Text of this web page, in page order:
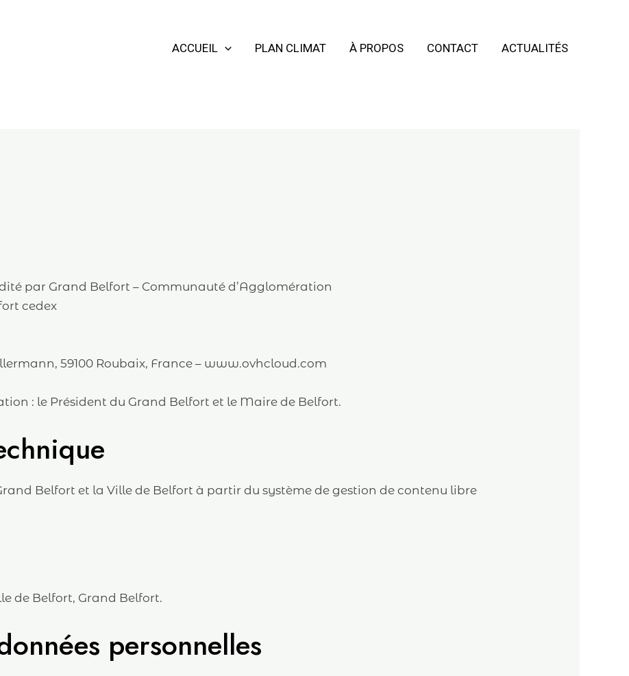
ACCUEIL PLAN CLIMAT À PROPOS CONTACT ACTUALITÉS
par Grand Belfort – Communauté d’Agglomération
cedex
59100 Roubaix, France – www.ovhcloud.com
: le Président du Grand Belfort et le Maire de Belfort.
Belfort et la Ville de Belfort à partir du système de gestion de contenu libre
de Belfort, Grand Belfort.
personnelles